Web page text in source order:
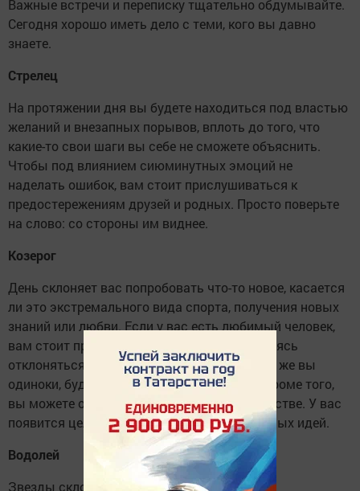
Важные встречи и переписку тщательно обдумывайте.
Сегодня хорошо иметь дело с теми, кого вы давно
знаете.
Стрелец
На протяжении дня вы будете находиться под властью
желаний и внезапных порывов, вплоть до того, что
какие-то свои шаги вы себе не сможете объяснить.
Чтобы под влиянием сиюминутных эмоций не
наделать ошибок, вам стоит прислушиваться к
предостережениям друзей и родных. Просто поверьте
на слово: со стороны им виднее.
Козерог
День склоняет вас попробовать что-то новое, касается
ли это экстремального вида спорта, получения новых
знаний или любви. Если у вас есть любимый человек,
вам стоит провести этот вечер с ним, стараясь
отклоняться от привычного сценария. Если же вы
одиноки, будьте открыты для знакомств. Кроме того,
вы можете отлично проявить себя в творчестве. У вас
появится целый ворох свежих, нестандартных идей.
Водолей
Звезды склоняют к ясности, четкости,